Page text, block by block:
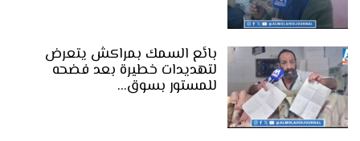
بائع السمك بمراكش يتعرض
لتهديدات خطيرة بعد فضحه
للمستور بسوق…